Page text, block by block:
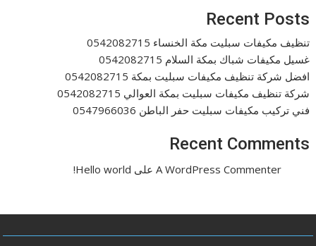
Recent Posts
تنظيف مكيفات سبليت مكة الخنساء 0542082715
غسيل مكيفات شباك بمكة السلام 0542082715
افضل شركة تنظيف مكيفات سبليت بمكة 0542082715
شركة تنظيف مكيفات سبليت بمكة العوالي 0542082715
فني تركيب مكيفات سبليت حفر الباطن 0547966036
Recent Comments
A WordPress Commenter على Hello world!